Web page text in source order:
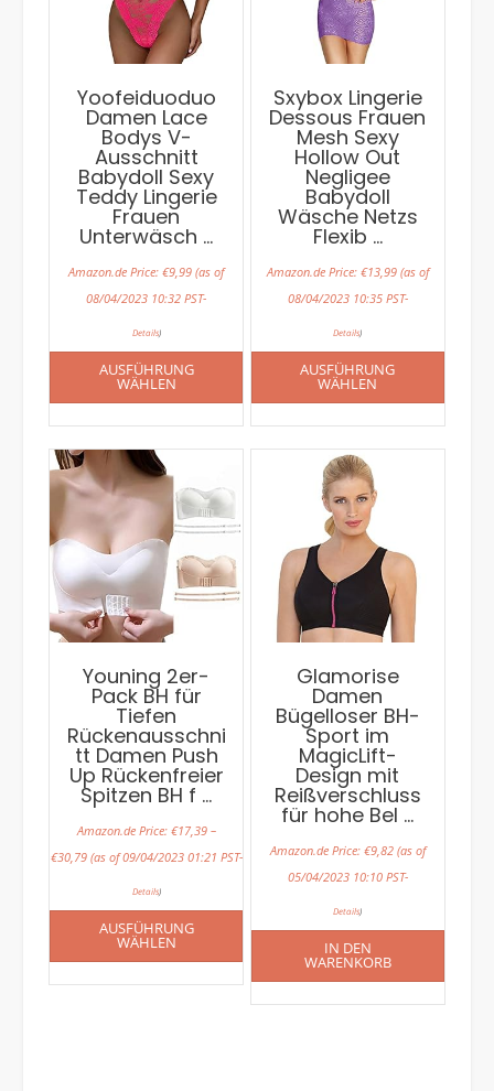
Yoofeiduoduo
Damen Lace
Bodys V-
Ausschnitt
Babydoll Sexy
Teddy Lingerie
Frauen
Unterwäsch …
Amazon.de Price:€9,99 (as of
08/04/2023 10:32 PST-
Details)
AUSFÜHRUNG
WÄHLEN
Sxybox Lingerie
Dessous Frauen
Mesh Sexy
Hollow Out
Negligee
Babydoll
Wäsche Netzs
Flexib …
Amazon.de Price: €13,99(as of
08/04/2023 10:35 PST-
Details)
AUSFÜHRUNG
WÄHLEN
Youning 2er-
Pack BH für
Tiefen
Rückenausschni
tt Damen Push
Up Rückenfreier
Spitzen BH f …
Amazon.de Price: €17,39–
€30,79(as of 09/04/2023 01:21 PST-
Details)
AUSFÜHRUNG
WÄHLEN
Glamorise
Damen
Bügelloser BH-
Sport im
MagicLift-
Design mit
Reißverschluss
für hohe Bel …
Amazon.de Price: €9,82(as of
05/04/2023 10:10 PST-
Details)
IN DEN
WARENKORB